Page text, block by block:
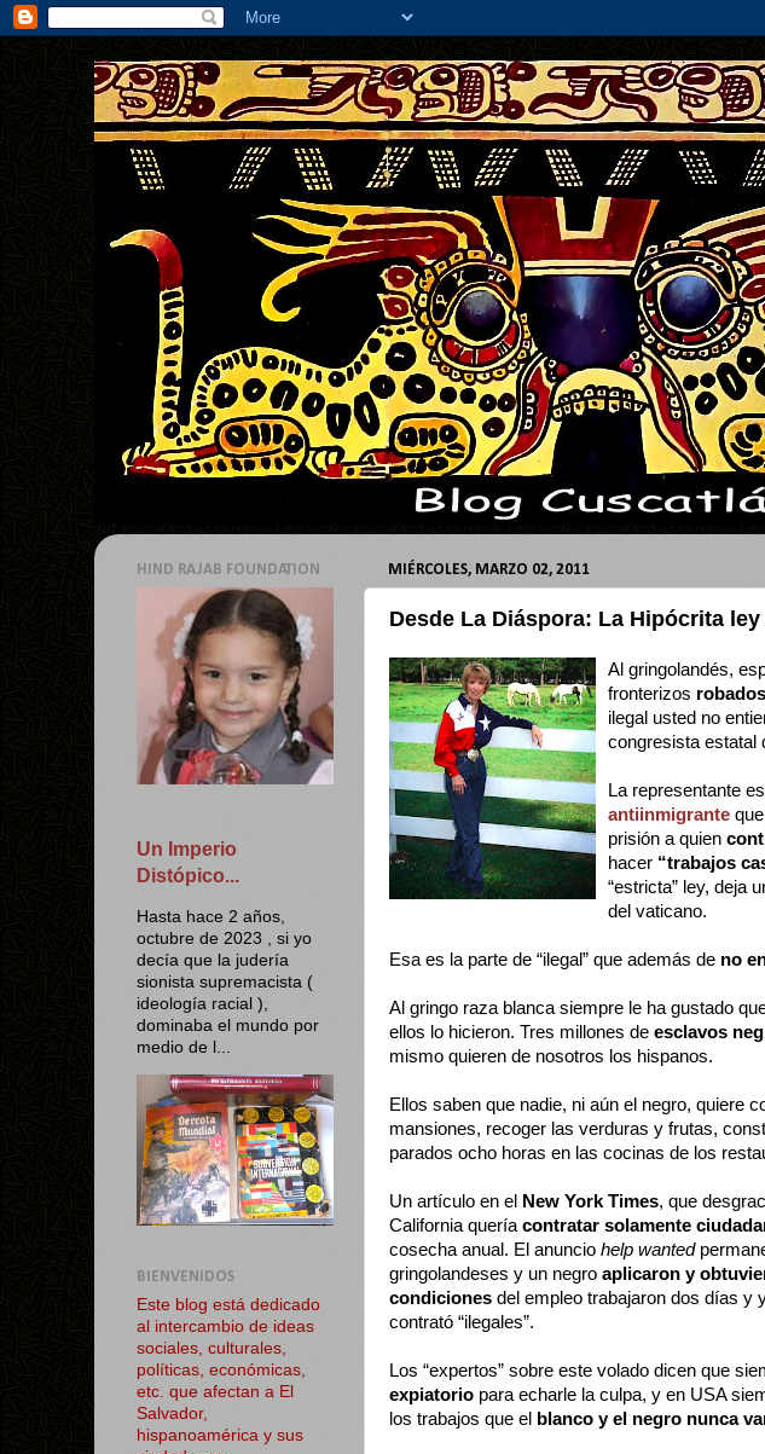
MIÉRCOLES, MARZO 02, 2011
Desde La Diáspora: La Hipócrita
Al gringolandés,
fronterizos
ilegal usted no
congresista estatal
La representante
antiinmigrante
prisión a quien
hacer “trabajos
“estricta” ley, deja
del vaticano.
Esa es la parte de “ilegal” que además de no
Al gringo raza blanca siempre le ha gustado
ellos lo hicieron. Tres millones de esclavos
mismo quieren de nosotros los hispanos.
Ellos saben que nadie, ni aún el negro, quiere
mansiones, recoger las verduras y frutas,
parados ocho horas en las cocinas de los
Un artículo en el New York Times, que
California quería contratar solamente
cosecha anual. El anuncio help wanted
gringolandeses y un negro aplicaron y
condiciones del empleo trabajaron dos días
contrató “ilegales”.
Los “expertos” sobre este volado dicen que
expiatorio para echarle la culpa, y en USA
los trabajos que el blanco y el negro nunca
HIND RAJAB FOUNDATION
Un Imperio
Distópico...
Hasta hace 2 años,
octubre de 2023 , si yo
decía que la judería
sionista supremacista (
ideología racial ),
dominaba el mundo por
medio de l...
BIENVENIDOS
Este blog está dedicado
al intercambio de ideas
sociales, culturales,
políticas, económicas,
etc. que afectan a El
Salvador,
hispanoamérica y sus